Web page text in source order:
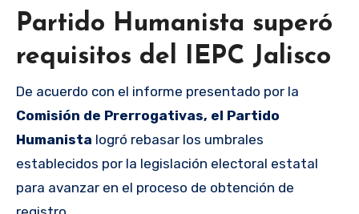
Partido Humanista superó
requisitos del IEPC Jalisco
De acuerdo con el informe presentado por la
Comisión de Prerrogativas, el Partido
Humanista logró rebasar los umbrales
establecidos por la legislación electoral estatal
para avanzar en el proceso de obtención de